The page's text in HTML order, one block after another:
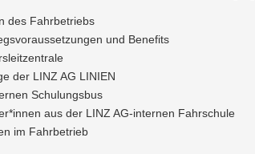
des Fahrbetriebs
und Benefits
der LINZ AG LINIEN
Schulungsbus
aus der LINZ AG-internen Fahrschule
im Fahrbetrieb